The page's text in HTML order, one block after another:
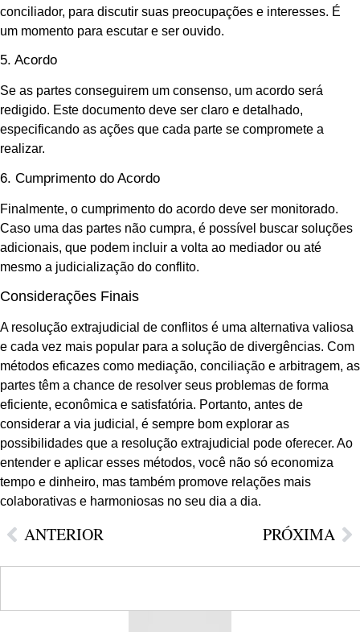
conciliador, para discutir suas preocupações e interesses. É
um momento para escutar e ser ouvido.
5. Acordo
Se as partes conseguirem um consenso, um acordo será
redigido. Este documento deve ser claro e detalhado,
especificando as ações que cada parte se compromete a
realizar.
6. Cumprimento do Acordo
Finalmente, o cumprimento do acordo deve ser monitorado.
Caso uma das partes não cumpra, é possível buscar soluções
adicionais, que podem incluir a volta ao mediador ou até
mesmo a judicialização do conflito.
Considerações Finais
A resolução extrajudicial de conflitos é uma alternativa valiosa
e cada vez mais popular para a solução de divergências. Com
métodos eficazes como mediação, conciliação e arbitragem, as
partes têm a chance de resolver seus problemas de forma
eficiente, econômica e satisfatória. Portanto, antes de
considerar a via judicial, é sempre bom explorar as
possibilidades que a resolução extrajudicial pode oferecer. Ao
entender e aplicar esses métodos, você não só economiza
tempo e dinheiro, mas também promove relações mais
colaborativas e harmoniosas no seu dia a dia.
ANTERIOR PRÓXIMA